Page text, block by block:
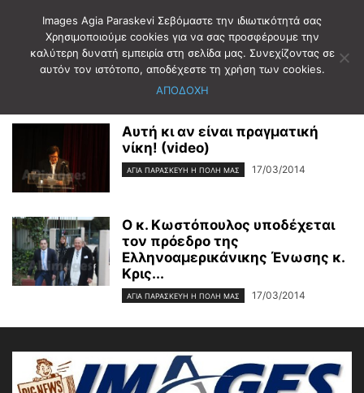
Αρχική 2014 Μάρτιος 17
Ημερήσιο Αρχείο: 17/03/2014
Αυτή κι αν είναι πραγματική
νίκη! (video)
ΑΓΊΑ ΠΑΡΑΣΚΕΥΉ Η ΠΌΛΗ ΜΑΣ 17/03/2014
Ο κ. Κωστόπουλος υποδέχεται
τον πρόεδρο της
Ελληνοαμερικάνικης Ένωσης κ.
Κρις...
ΑΓΊΑ ΠΑΡΑΣΚΕΥΉ Η ΠΌΛΗ ΜΑΣ 17/03/2014
Images Agia Paraskevi Σεβόμαστε την ιδιωτικότητά σας
Χρησιμοποιούμε cookies για να σας προσφέρουμε την
καλύτερη δυνατή εμπειρία στη σελίδα μας. Συνεχίζοντας σε
αυτόν τον ιστότοπο, αποδέχεστε τη χρήση των cookies.
ΑΠΟΔΟΧΗ